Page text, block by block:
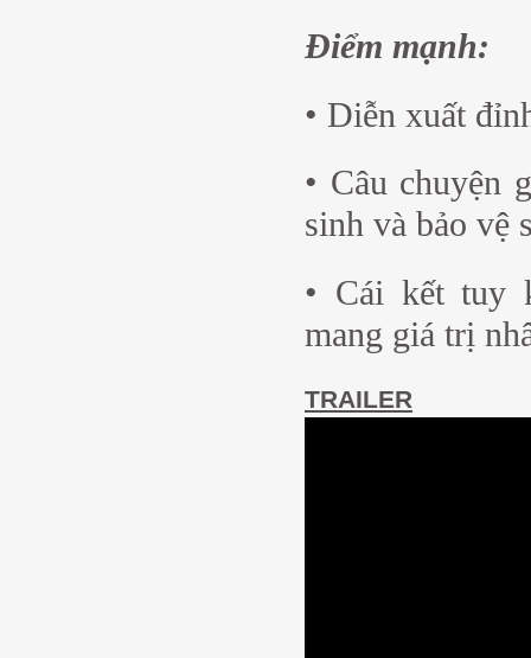
Điểm mạnh:
• Diễn xuất
• Câu chuyện
sinh và bảo vệ
• Cái kết tuy
mang giá trị
TRAILER